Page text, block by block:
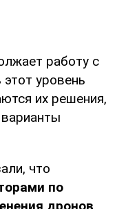
работу с
уровень
их решения,
что
по
дронов